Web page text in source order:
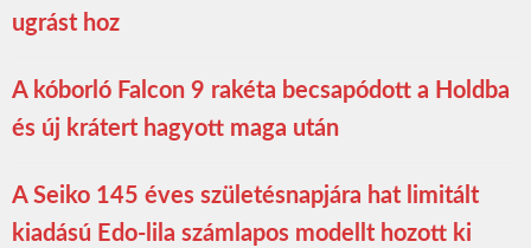
ugrást hoz
A kóborló Falcon 9 rakéta becsapódott a Holdba
és új krátert hagyott maga után
A Seiko 145 éves születésnapjára hat limitált
kiadású Edo-lila számlapos modellt hozott ki